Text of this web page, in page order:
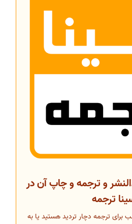
و ترجمه و چاپ آن در
ترجمه
برای ترجمه دچار تردید هستید یا به